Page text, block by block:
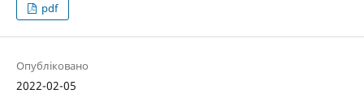
pdf
Опубліковано
2022-02-05